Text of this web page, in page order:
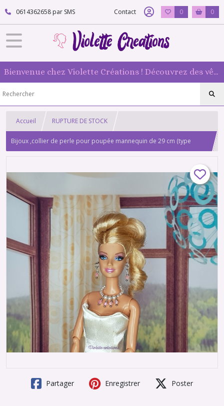
0614362658 par SMS Contact 0 0
Bienvenue chez Violette Créations ! Découvrez des vêtements faits main pour vos poupées mannequin : originaux et 100 % fabriqués en France
Accueil RUPTURE DE STOCK
Bijoux ,collier de perle pour poupée mannequin de 29 cm (type
Partager Enregistrer Poster